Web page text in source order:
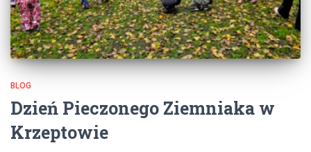
BLOG
Dzień Pieczonego Ziemniaka w
Krzeptowie